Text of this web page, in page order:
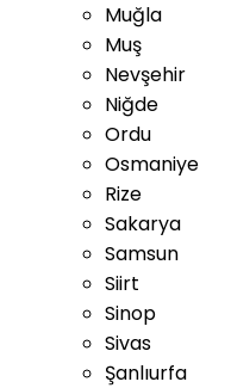
Muğla
Muş
Nevşehir
Niğde
Ordu
Osmaniye
Rize
Sakarya
Samsun
Siirt
Sinop
Sivas
Şanlıurfa